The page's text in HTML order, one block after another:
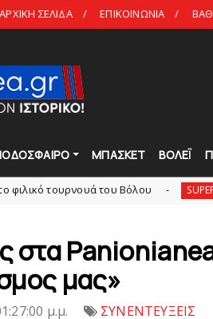
ΑΡΧΙΚΗ ΣΕΛΙΔΑ ΕΠΙΚΟΙΝΩΝΙΑ
ΜΠΑΣΚΕΤ ΒΟΛΕΪ
του Bόλου SUPERLEAGUE2
στα
μας»
μ.μ. ΣΥΝΕΝΤΕΥΞΕΙΣ